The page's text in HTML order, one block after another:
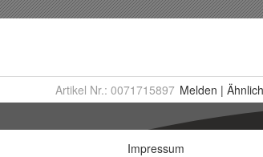
Artikel Nr.: 0071715897 Melden |
Impressum